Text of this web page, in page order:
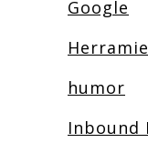
Google
humor
Inbound